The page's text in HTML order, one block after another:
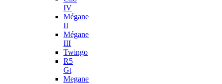
IV
Mégane
II
Mégane
III
Twingo
R5
Gt
Megane